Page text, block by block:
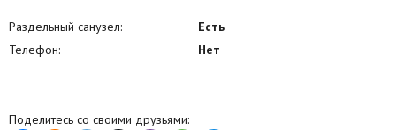
Раздельный санузел:
Есть
Телефон:
Нет
Поделитесь со своими друзьями: